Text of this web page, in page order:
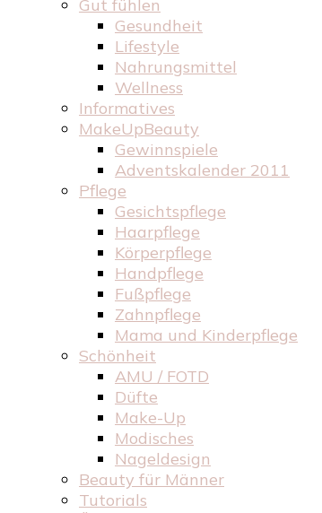
Gut fühlen
Gesundheit
Lifestyle
Nahrungsmittel
Wellness
Informatives
MakeUpBeauty
Gewinnspiele
Adventskalender 2011
Pflege
Gesichtspflege
Haarpflege
Körperpflege
Handpflege
Fußpflege
Zahnpflege
Mama und Kinderpflege
Schönheit
AMU / FOTD
Düfte
Make-Up
Modisches
Nageldesign
Beauty für Männer
Tutorials